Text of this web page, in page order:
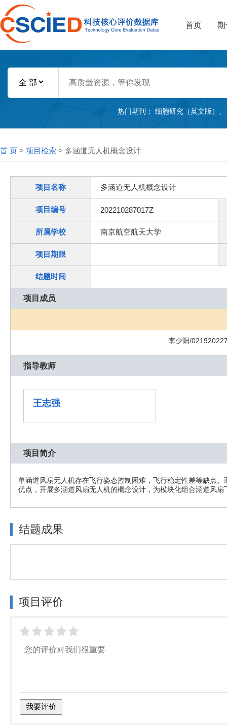
首页 期
热门期刊： 细胞研究（英文版）
首 页 > 项目检索 > 多涵道无人机概念设计
项目名称 多涵道无人机概念设计
项目编号 202210287017Z
所属学校 南京航空航天大学
项目期限
结题时间
项目成员
李少阳/
指导教师
王志强
项目简介
单涵道风扇无人机存在飞行姿态控制困难，飞行稳定性差等缺点
优点，开展多涵道风扇无人机的概念设计，为模块化组合涵道风
结题成果
项目评价